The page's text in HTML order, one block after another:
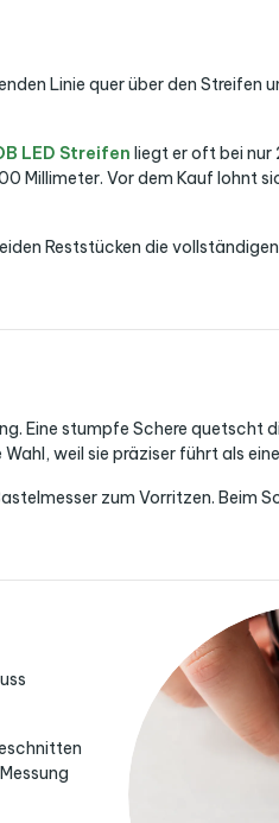
Linie quer über den Streifen
LED Streifen liegt er oft bei nur
Millimeter. Vor dem Kauf lohnt
Reststücken die
Eine stumpfe Schere quetscht
weil sie präziser führt als
zum Vorritzen. Beim